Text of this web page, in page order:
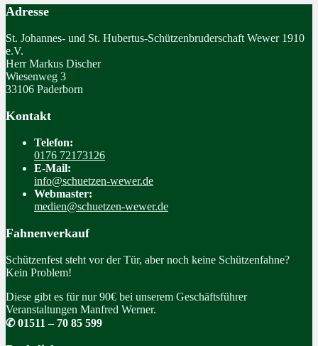
Adresse
St. Johannes- und St. Hubertus-Schützenbruderschaft Wewer 1910
e.V.
Herr Markus Discher
Wiesenweg 3
33106 Paderborn
Kontakt
Telefon:
0176 72173126
E-Mail:
info@schuetzen-wewer.de
Webmaster:
medien@schuetzen-wewer.de
Fahnenverkauf
Schützenfest steht vor der Tür, aber noch keine Schützenfahne?
Kein Problem!
Diese gibt es für nur 90€ bei unserem Geschäftsführer
Veranstaltungen Manfred Werner.
✆ 01511 – 70 85 599